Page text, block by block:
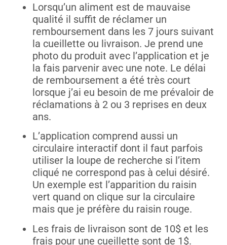
Lorsqu’un aliment est de mauvaise
qualité il suffit de réclamer un
remboursement dans les 7 jours suivant
la cueillette ou livraison. Je prend une
photo du produit avec l’application et je
la fais parvenir avec une note. Le délai
de remboursement a été très court
lorsque j’ai eu besoin de me prévaloir de
réclamations à 2 ou 3 reprises en deux
ans.
L’application comprend aussi un
circulaire interactif dont il faut parfois
utiliser la loupe de recherche si l’item
cliqué ne correspond pas à celui désiré.
Un exemple est l’apparition du raisin
vert quand on clique sur la circulaire
mais que je préfère du raisin rouge.
Les frais de livraison sont de 10$ et les
frais pour une cueillette sont de 1$.